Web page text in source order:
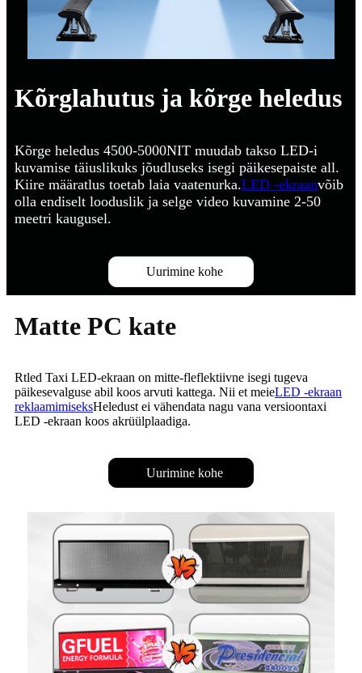
Kõrglahutus ja kõrge heledus
Kõrge heledus 4500-5000NIT muudab takso LED-i
kuvamise täiuslikuks jõudluseks isegi päikesepaiste all.
Kiire määratlus toetab laia vaatenurka.LED -ekraanvõib
olla endiselt looduslik ja selge video kuvamine 2-50
meetri kaugusel.
Uurimine kohe
Matte PC kate
Rtled Taxi LED-ekraan on mitte-fleflektiivne isegi tugeva
päikesevalguse abil koos arvuti kattega. Nii et meieLED -ekraan
reklaamimiseksHeledust ei vähendata nagu vana versioontaxi
LED -ekraan koos akrüülplaadiga.
Uurimine kohe